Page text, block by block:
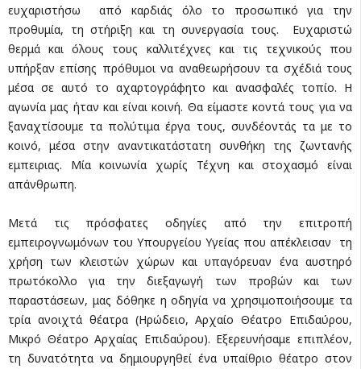
ευχαριστήσω από καρδιάς όλο το προσωπικό για την
προθυμία, τη στήριξη και τη συνεργασία τους. Ευχαριστώ
θερμά και όλους τους καλλιτέχνες και τις τεχνικούς που
υπήρξαν επίσης πρόθυμοι να αναθεωρήσουν τα σχέδιά τους
μέσα σε αυτό το αχαρτογράφητο και ανασφαλές τοπίο. Η
αγωνία μας ήταν και είναι κοινή. Θα είμαστε κοντά τους για να
ξαναχτίσουμε τα πολύτιμα έργα τους, συνδέοντάς τα με το
κοινό, μέσα στην αναντικατάστατη συνθήκη της ζωντανής
εμπειριας. Μία κοινωνία χωρίς Τέχνη και στοχασμό είναι
απάνθρωπη.
Μετά τις πρόσφατες οδηγίες από την επιτροπή
εμπειρογνωμόνων του Υπουργείου Υγείας που απέκλεισαν τη
χρήση των κλειστών χώρων και υπαγόρευαν ένα αυστηρό
πρωτόκολλο για την διεξαγωγή των προβών και των
παραστάσεων, μας δόθηκε η οδηγία να χρησιμοποιήσουμε τα
τρία ανοιχτά θέατρα (Ηρώδειο, Αρχαίο Θέατρο Επιδαύρου,
Μικρό Θέατρο Αρχαίας Επιδαύρου). Εξερευνήσαμε επιπλέον,
τη δυνατότητα να δημιουργηθεί ένα υπαίθριο θέατρο στον